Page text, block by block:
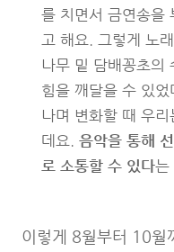
를 치면서 금연송을
고 해요. 그렇게 노
나무 밑 담배꽁초의
힘을 깨달을 수 있
나며 변화할 때 우
데요. 음악을 통해
로 소통할 수 있다는
이렇게 8월부터 10월